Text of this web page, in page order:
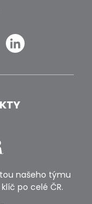
našeho týmu
po celé ČR.